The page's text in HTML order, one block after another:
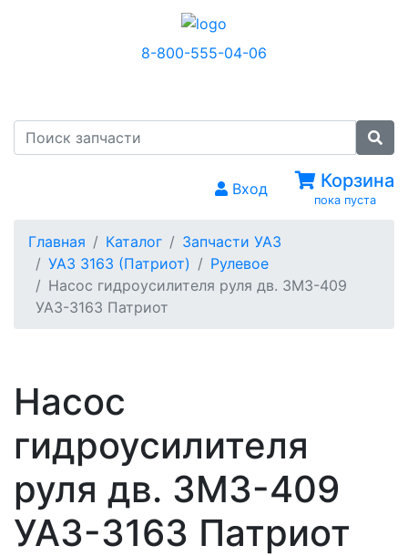
8-800-555-04-06
Вход Корзина
пока пуста
Главная Каталог
Запчасти УАЗ
УАЗ 3163 (Патриот)
Рулевое
Насос гидроусилителя руля дв. ЗМЗ-409
УАЗ-3163 Патриот
Насос
гидроусилителя
руля дв. ЗМЗ-409
УАЗ-3163 Патриот